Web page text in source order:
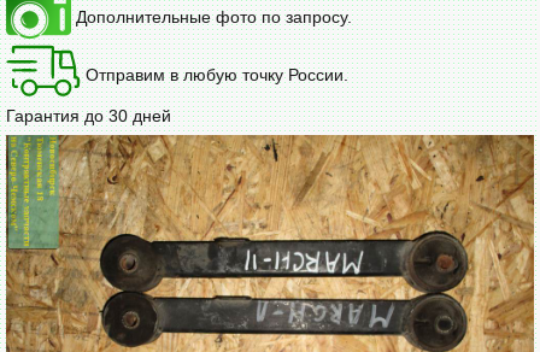
Дополнительные фото по запросу.
Отправим в любую точку России.
Гарантия до 30 дней